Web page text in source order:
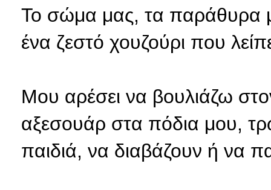
Το σώμα μας, τα παράθυρα
ένα ζεστό χουζούρι που
Μου αρέσει να βουλιάζω
αξεσουάρ στα πόδια μου,
παιδιά, να διαβάζουν ή να